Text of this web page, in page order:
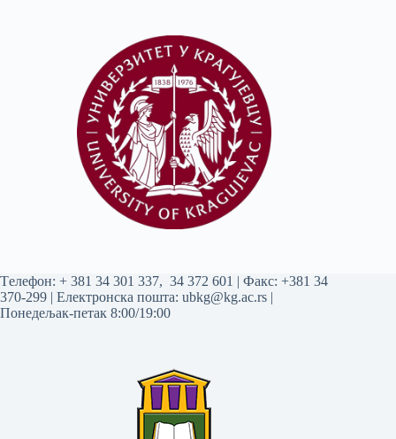
Tелефон: + 381 34 301 337, 34 372 601
| Факс: +381 34
370-299 | Електронска пошта: ubkg@kg.ac.rs
Понедељак-петак 8:00/19:00